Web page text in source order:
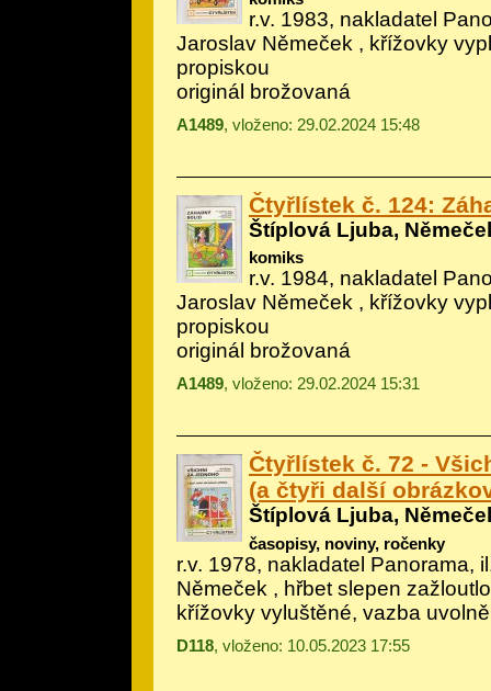
r.v. 1983, nakladatel
Jaroslav Němeček , křížovky
propiskou
originál brožovaná
A1489, vloženo: 29.02.2024 15:48
Čtyřlístek č. 124:
Štíplová Ljuba,
komiks
r.v. 1984, nakladatel
Jaroslav Němeček , křížovky
propiskou
originál brožovaná
A1489, vloženo: 29.02.2024 15:31
Čtyřlístek č. 72 -
(a čtyři další
Štíplová Ljuba,
časopisy, noviny, ročenky
r.v. 1978, nakladatel Panorama,
Němeček , hřbet slepen
křížovky vyluštěné, vazba
D118, vloženo: 10.05.2023 17:55